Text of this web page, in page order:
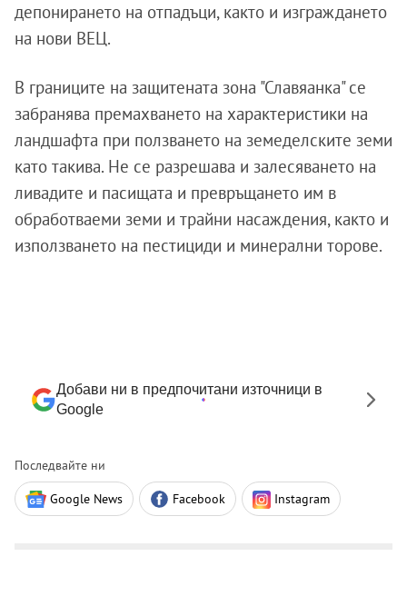
депонирането на отпадъци, както и изграждането
на нови ВЕЦ.
В границите на защитената зона "Славяанка" се
забранява премахването на характеристики на
ландшафта при ползването на земеделските земи
като такива. Не се разрешава и залесяването на
ливадите и пасищата и превръщането им в
обработваеми земи и трайни насаждения, както и
използването на пестициди и минерални торове.
Добави ни в предпочитани източници в
Google
Последвайте ни
Google News Facebook Instagram